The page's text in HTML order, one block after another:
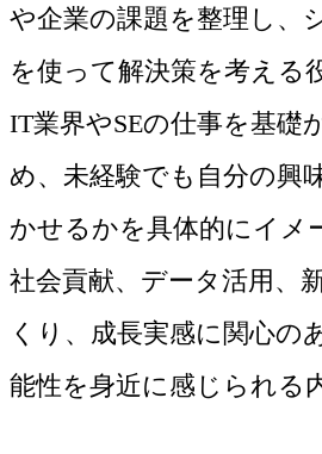
や企業の課題を整理し、
を使って解決策を考える
IT業界やSEの仕事を基礎
め、未経験でも自分の興
かせるかを具体的にイメ
社会貢献、データ活用、
くり、成長実感に関心の
能性を身近に感じられる